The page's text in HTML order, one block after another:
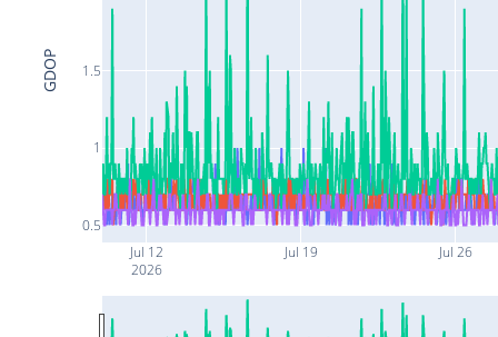
Jul 12
2026
Jul 19 Jul 26
0.5
1
1.5
GDOP